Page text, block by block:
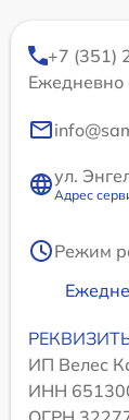
+7 (351)
Ежедневно
ул.
Адрес
Режим
ИП Велес
ИНН